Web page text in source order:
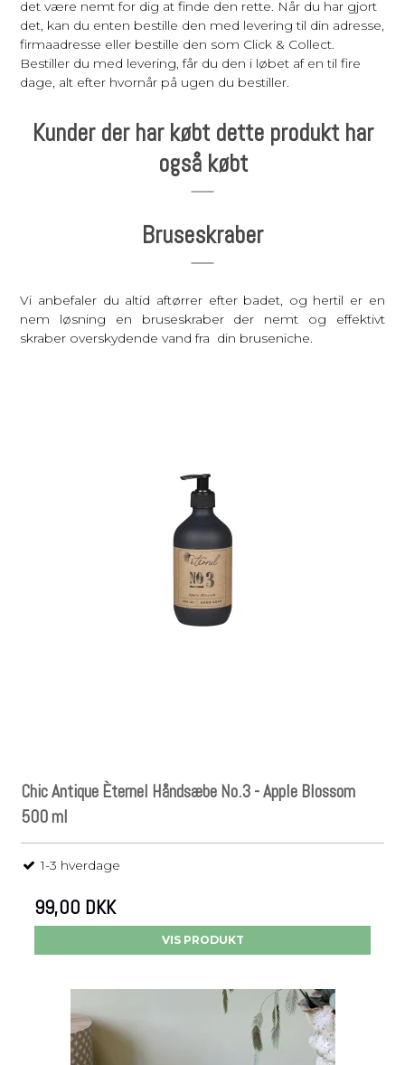
det være nemt for dig at finde den rette. Når du har gjort
det, kan du enten bestille den med levering til din adresse,
firmaadresse eller bestille den som Click & Collect.
Bestiller du med levering, får du den i løbet af en til fire
dage, alt efter hvornår på ugen du bestiller.
Kunder der har købt dette produkt har
også købt
Bruseskraber
Vi anbefaler du altid aftørrer efter badet, og hertil er en
nem løsning en bruseskraber der nemt og effektivt
skraber overskydende vand fra din bruseniche.
Chic Antique Èternel Håndsæbe No.3 - Apple Blossom
500 ml
1-3 hverdage
99,00 DKK
VIS PRODUKT